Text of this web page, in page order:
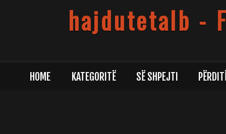
hajdutetalb -
HOME KATEGORITË SË SHPEJTI